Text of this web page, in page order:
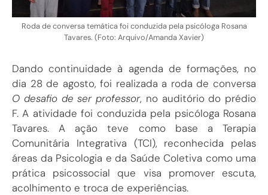
Roda de conversa temática foi conduzida pela psicóloga Rosana
Tavares. (Foto: Arquivo/Amanda Xavier)
Dando continuidade à agenda de formações, no
dia 28 de agosto, foi realizada a roda de conversa
O desafio de ser professor, no auditório do prédio
F. A atividade foi conduzida pela psicóloga Rosana
Tavares. A ação teve como base a Terapia
Comunitária Integrativa (TCI), reconhecida pelas
áreas da Psicologia e da Saúde Coletiva como uma
prática psicossocial que visa promover escuta,
acolhimento e troca de experiências.